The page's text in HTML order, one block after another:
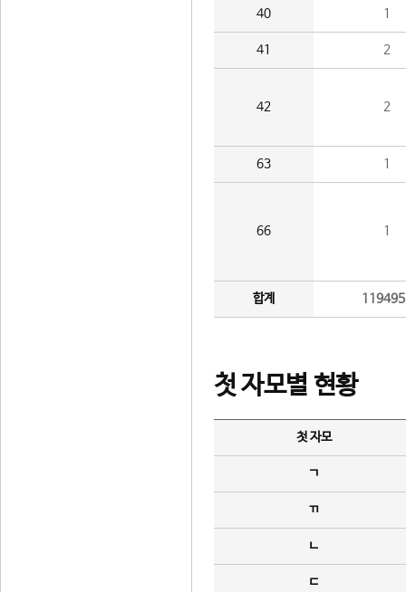
40 1
41 2
42 2
63 1
66 1
합계
첫 자모별 현황
첫 자모
ㄱ
ㄲ
ㄴ
ㄷ